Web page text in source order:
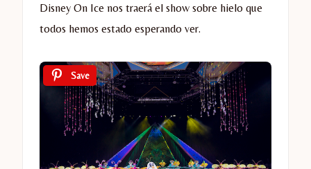
Disney On Ice nos traerá el show sobre hielo que
todos hemos estado esperando ver.
Save